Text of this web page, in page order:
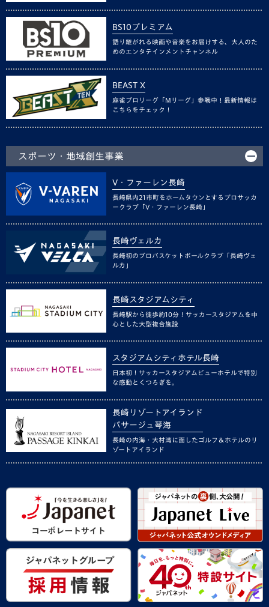
BS10プレミアム
語り継がれる映画や音楽をお届けする、大人のた
めのエンタテインメントチャンネル
BEAST X
麻雀プロリーグ「Mリーグ」参戦中！最新情報は
こちらをチェック！
スポーツ・地域創生事業
V・ファーレン長崎
長崎県内21市町をホームタウンとするプロサッカ
ークラブ「V・ファーレン長崎」
長崎ヴェルカ
長崎初のプロバスケットボールクラブ「長崎ヴェ
ルカ」
長崎スタジアムシティ
長崎駅から徒歩約10分！サッカースタジアムを中
心とした大型複合施設
スタジアムシティホテル長崎
日本初！サッカースタジアムビューホテルで特別
な感動とくつろぎを。
長崎リゾートアイランド
パサージュ琴海
長崎の内海・大村湾に面したゴルフ＆ホテルのリ
ゾートアイランド